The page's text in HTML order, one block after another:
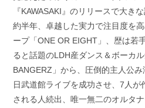
『KAWASAKI』のリリースで大き
約半年、卓越した実力で注目度を
ープ「ONE OR EIGHT」、歴は若
ると話題のLDH産ダンス＆ボーカ
BANGERZ」から、圧倒的主人公
日武道館ライブを成功させ、7人が
される人続出、唯一無二のオルタ